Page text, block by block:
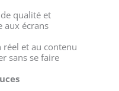
qualité et
aux écrans
et au contenu
sans se faire